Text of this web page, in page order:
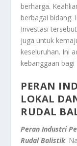
berharga.
berbagai bidang.
Investasi
juga untuk
keseluruhan. Ini
kebanggaan bagi
PERAN
LOKAL
RUDAL
Peran Industri
Rudal Balistik.